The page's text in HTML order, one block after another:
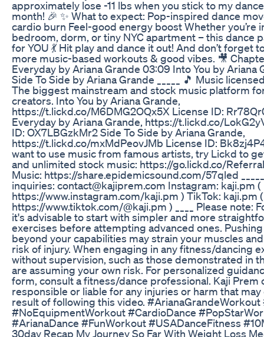
approximately lose -11 lbs when you stick to my
month! 🎉 ✨ What to expect: Pop-inspired dance
cardio burn Feel-good energy boost Whether you’re
bedroom, dorm, or tiny NYC apartment – this dance
for YOU 💃 Hit play and dance it out! And don’t forget
more music-based workouts & good vibes. 🎥
Everyday by Ariana Grande 03:09 Into You by Ariana
Side To Side by Ariana Grande _____ 🎵 Music
The biggest mainstream and stock music platform
creators. Into You by Ariana Grande,
https://t.lickd.co/M6DMG2OQx5X License ID:
Everyday by Ariana Grande, https://t.lickd.co/
ID: OX7LBGzkMr2 Side To Side by Ariana Grande,
https://t.lickd.co/mxMdPeovJMb License ID:
want to use music from famous artists, try Lickd to
and unlimited stock music: https://go.lickd.co/
Music: https://share.epidemicsound.com/57qled
inquiries: contact@kajiprem.com Instagram: kaji.pm (
https://www.instagram.com/kaji.pm ) TikTok: kaji.pm (
https://www.tiktok.com/@kaji.pm ) ____ Please note:
it's advisable to start with simpler and more
exercises before attempting advanced ones.
beyond your capabilities may strain your muscles
risk of injury. When engaging in any fitness/dancing
without supervision, such as those demonstrated in
are assuming your own risk. For personalized
form, consult a fitness/dance professional. Kaji Prem
responsible or liable for any injuries or harm that may
result of following this video.
#NoEquipmentWorkout #CardioDance
#ArianaDance #FunWorkout #USADanceFitness
30day Recap My Journey So Far With Weight Loss